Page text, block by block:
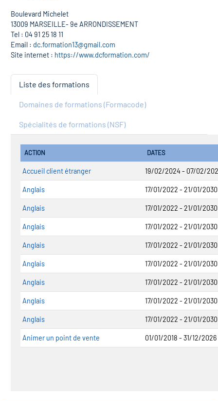
Boulevard Michelet
13009 MARSEILLE- 9e ARRONDISSEMENT
Tel : 04 91 25 18 11
Email : dc.formation13@gmail.com
Site internet : https://www.dcformation.com/
Liste des formations
Domaines de formations (Formacode)
Spécialités de formations (NSF)
ACTION DATES
Accueil client étranger 19/02/2024 - 07/02/
Anglais 17/01/2022 - 21/01/2030
Anglais 17/01/2022 - 21/01/2030
Anglais 17/01/2022 - 21/01/2030
Anglais 17/01/2022 - 21/01/2030
Anglais 17/01/2022 - 21/01/2030
Anglais 17/01/2022 - 21/01/2030
Anglais 17/01/2022 - 21/01/2030
Anglais 17/01/2022 - 21/01/2030
Animer un point de vente 01/01/2018 - 31/12/2026